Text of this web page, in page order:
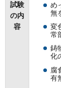
試験
の内
容
め
無
変
常
鋳
化
腐
有